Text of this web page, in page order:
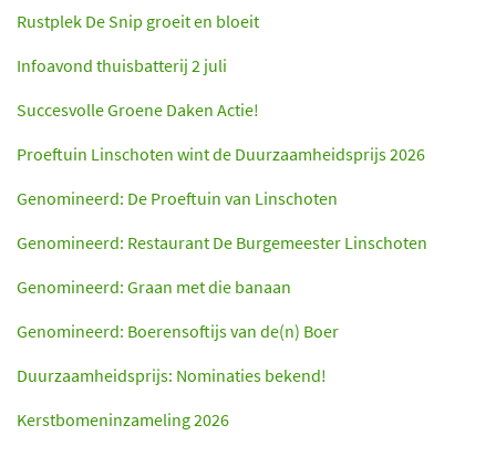
Rustplek De Snip groeit en bloeit
Infoavond thuisbatterij 2 juli
Succesvolle Groene Daken Actie!
Proeftuin Linschoten wint de Duurzaamheidsprijs 2026
Genomineerd: De Proeftuin van Linschoten
Genomineerd: Restaurant De Burgemeester Linschoten
Genomineerd: Graan met die banaan
Genomineerd: Boerensoftijs van de(n) Boer
Duurzaamheidsprijs: Nominaties bekend!
Kerstbomeninzameling 2026